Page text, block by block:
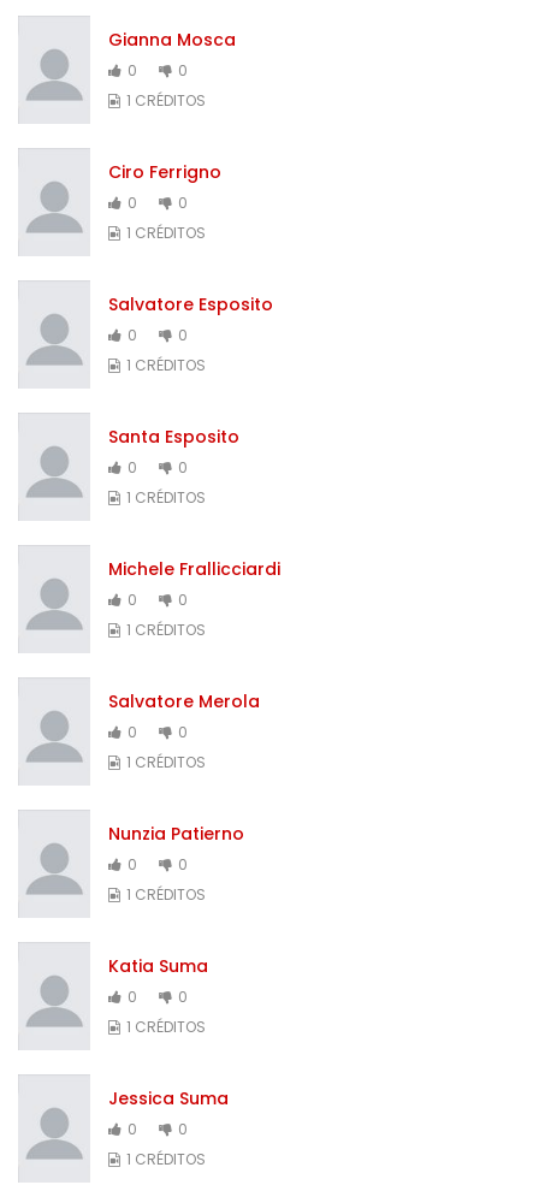
Gianna Mosca
0
0
1 CRÉDITOS
Ciro Ferrigno
0
0
1 CRÉDITOS
Salvatore Esposito
0
0
1 CRÉDITOS
Santa Esposito
0
0
1 CRÉDITOS
Michele Frallicciardi
0
0
1 CRÉDITOS
Salvatore Merola
0
0
1 CRÉDITOS
Nunzia Patierno
0
0
1 CRÉDITOS
Katia Suma
0
0
1 CRÉDITOS
Jessica Suma
0
0
1 CRÉDITOS